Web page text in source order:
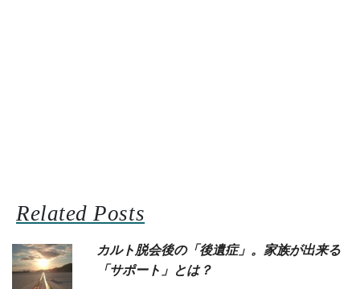
Related Posts
カルト脱会後の「後遺症」。家族が出来る
「サポート」とは？